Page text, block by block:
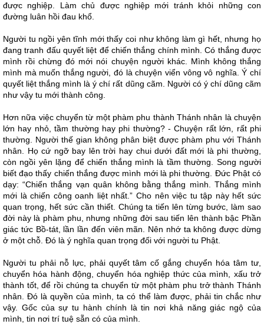
được nghiệp. Làm chủ được nghiệp mới tránh khỏi những con
đường luân hồi đau khổ.
Người tu ngồi yên tĩnh mới thấy coi như không làm gì hết, nhưng họ
đang tranh đấu quyết liệt để chiến thắng chính mình. Có thắng được
mình rồi chừng đó mới nói chuyện người khác. Mình không thắng
mình mà muốn thắng người, đó là chuyện viển vông vô nghĩa. Ý chí
quyết liệt thắng mình là ý chí rất dũng cãm. Người có ý chí dũng cãm
như vậy tu mới thành công.
Hơn nữa việc chuyển từ một phàm phu thành Thánh nhân là chuyện
lớn hay nhỏ, tầm thường hay phi thường? - Chuyện rất lớn, rất phi
thường. Người thế gian không phân biệt được phàm phu với Thánh
nhân. Họ cứ ngỡ bay lên trời hay chui dưới đất mới là phi thường,
còn ngồi yên lặng để chiến thắng mình là tầm thường. Song người
biết đạo thấy chiến thắng được mình mới là phi thường. Đức Phật có
dạy: “Chiến thắng vạn quân không bằng thắng mình. Thắng mình
mới là chiến công oanh liệt nhất.” Cho nên việc tu tập này hết sức
quan trọng, hết sức cần thiết. Chúng ta tiến lên từng bước, làm sao
đời này là phàm phu, nhưng những đời sau tiến lên thành bậc Phần
giác tức Bồ-tát, lần lần đến viên mãn. Nên nhớ ta không được dừng
ở một chỗ. Đó là ý nghĩa quan trọng đối với người tu Phật.
Người tu phải nỗ lực, phải quyết tâm cố gắng chuyển hóa tâm tư,
chuyển hóa hành động, chuyển hóa nghiệp thức của mình, xấu trở
thành tốt, để rồi chúng ta chuyển từ một phàm phu trở thành Thánh
nhân. Đó là quyền của mình, ta có thể làm được, phải tin chắc như
vậy. Gốc của sự tu hành chính là tin nơi khả năng giác ngộ của
mình, tin nơi trí tuệ sẵn có của mình.